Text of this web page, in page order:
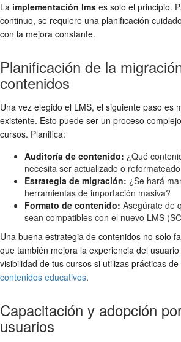
La implementación lms es solo el principio.
continuo, se requiere una planificación
con la mejora constante.
Planificación de la
contenidos
Una vez elegido el LMS, el siguiente paso es
existente. Esto puede ser un proceso
cursos. Planifica:
Auditoría de contenido: ¿Qué
necesita ser actualizado o
Estrategia de migración: ¿Se hará
herramientas de importación masiva?
Formato de contenido: Asegúrate de
sean compatibles con el nuevo LMS
Una buena estrategia de contenidos no solo
que también mejora la experiencia del
visibilidad de tus cursos si utilizas prácticas de
contenidos educativos.
Capacitación y adopción
usuarios